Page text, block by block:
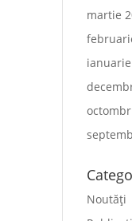
martie
Noutăți